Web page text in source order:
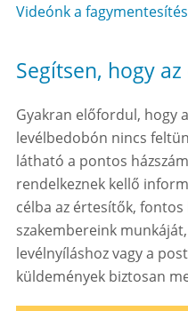
Videónk a
Segítsen, hogy
Gyakran előfordul, hogy
levélbedobón nincs
látható a pontos
rendelkeznek kellő
célba az értesítők,
szakembereink
levélnyíláshoz vagy a
küldemények biztosan